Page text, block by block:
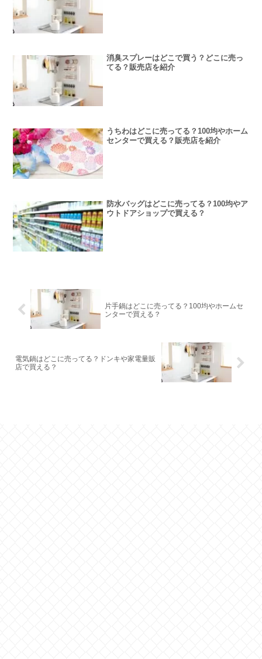
消臭スプレーはどこで買う？どこに売っ
てる？販売店を紹介
うちわはどこに売ってる？100均やホーム
センターで買える？販売店を紹介
防水バッグはどこに売ってる？100均やア
ウトドアショップで買える？
片手鍋はどこに売ってる？100均やホームセ
ンターで買える？
電気鍋はどこに売ってる？ドンキや家電量販
店で買える？